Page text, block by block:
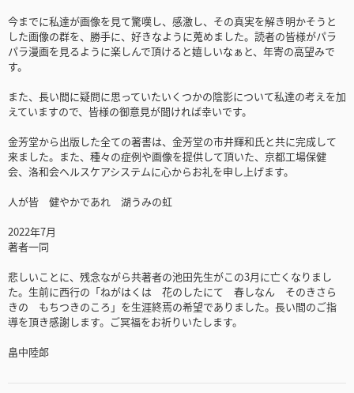
今までに私達が画像を見て驚嘆し、感激し、その真実を解き明かそうと
した画像の群を、勝手に、好きなように蒐めました。読者の皆様がパラ
パラ漫画を見るように楽しんで頂けると嬉しいなぁと、年寄の高望みで
す。
また、長い間に疑問に思っていたいくつかの陰影について私達の考えを加
えていますので、皆様の御意見が聞ければ幸いです。
金芳堂から出版した全ての著書は、金芳堂の市井輝和氏と共に完成して
来ました。また、種々の症例や画像を提供して頂いた、京都工場保健
会、洛和会ヘルスケアシステムに心からお礼を申し上げます。
人が皆 健やかであれ 湖うみの虹
2022年7月
著者一同
悲しいことに、残念ながら共著者の池田先生がこの3月に亡くなりまし
た。生前に西行の「ねがはくは 花のしたにて 春しなん そのきさら
きの もちつきのころ」を生涯終焉の希望でありました。長い間のご指
導を頂き感謝します。ご冥福をお祈りいたします。
畠中陸郎